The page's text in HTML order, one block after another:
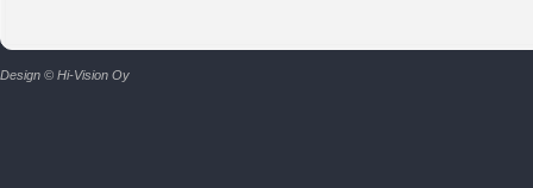
Design © Hi-Vision Oy